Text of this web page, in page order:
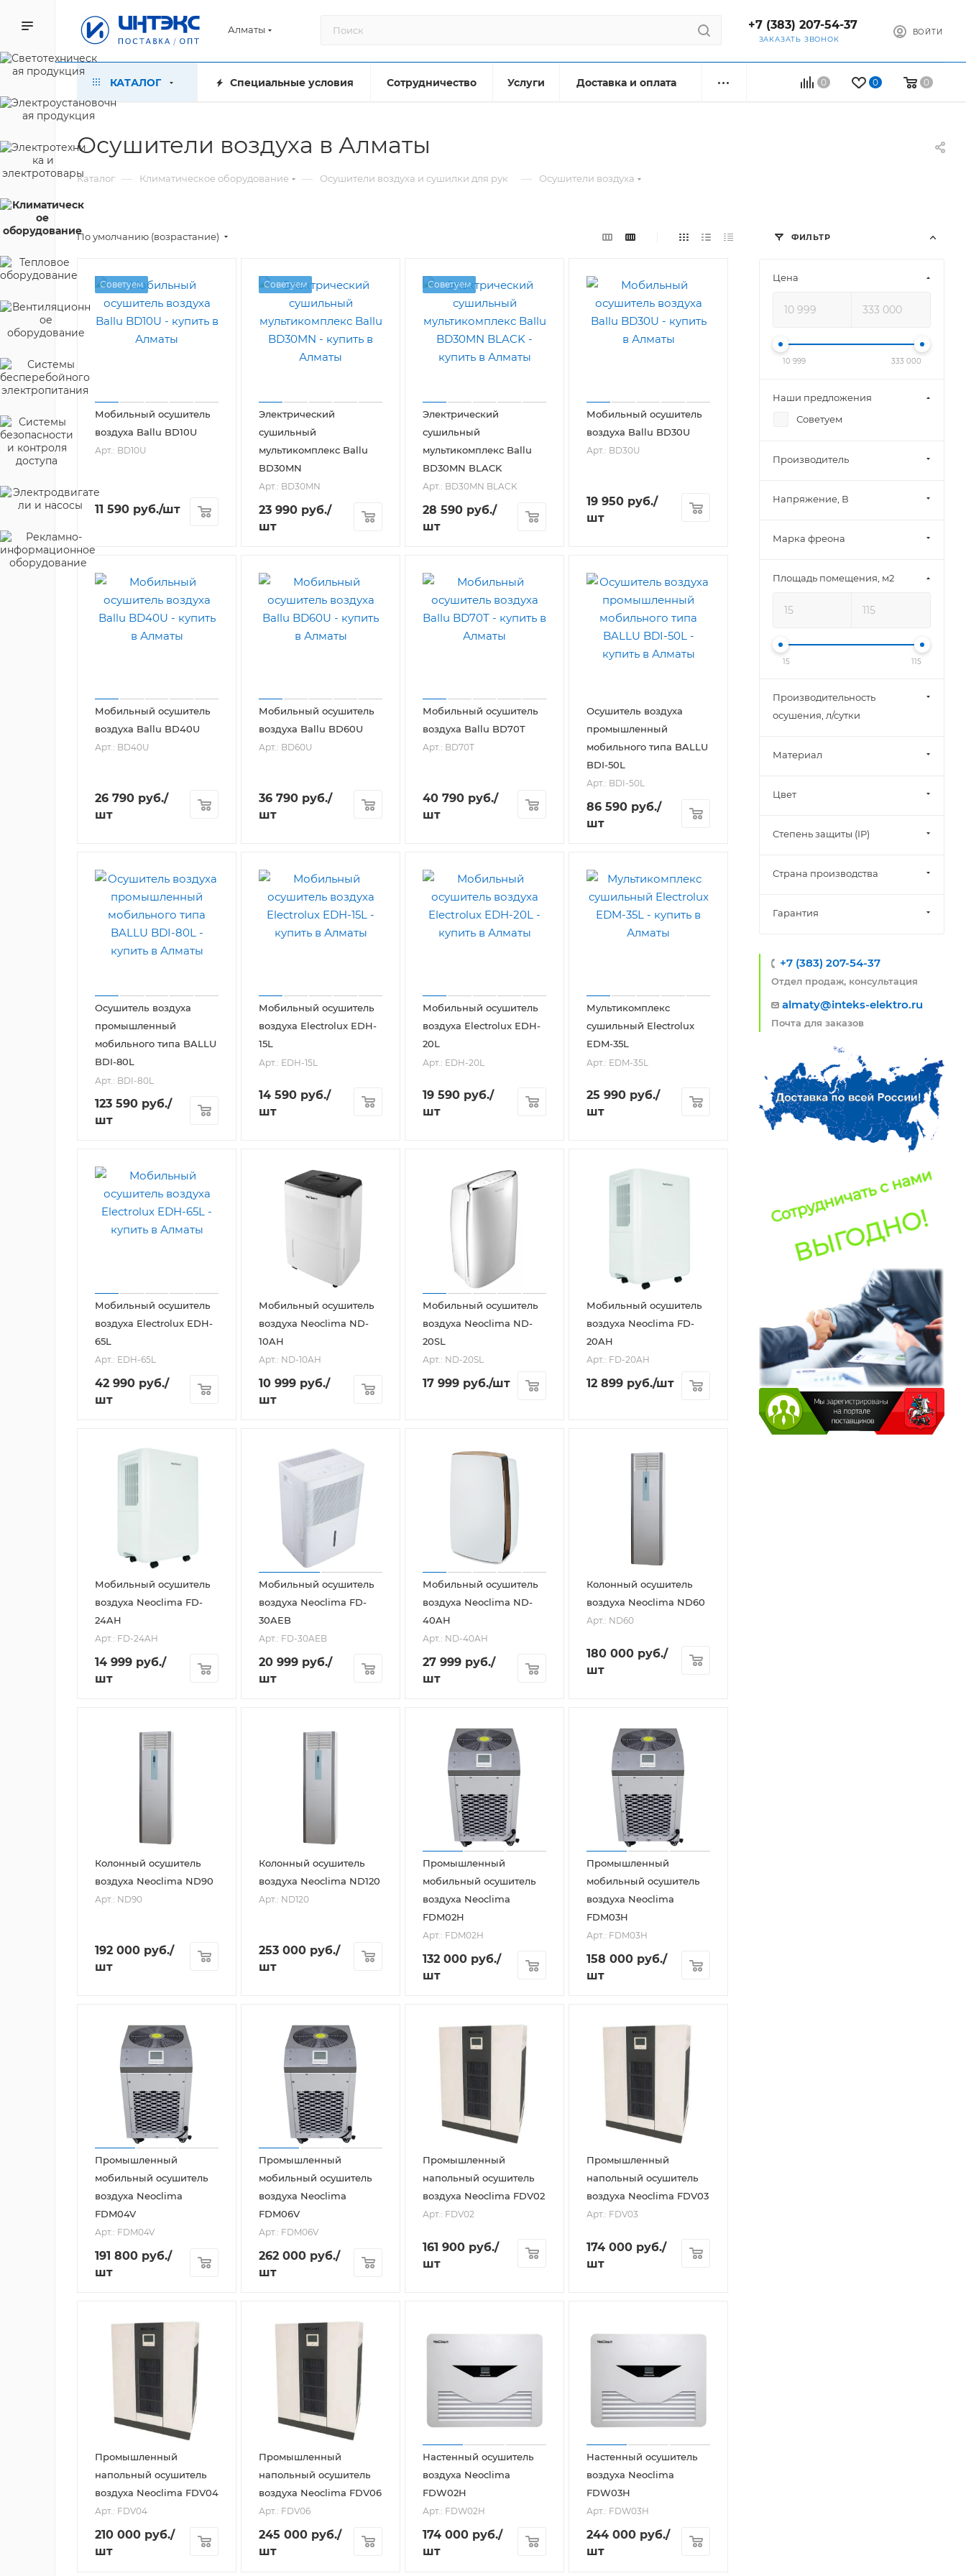
Алматы +7 (383) 207-54-37
ЗАКАЗАТЬ ЗВОНОК
ВОЙТИ
0 0 0
КАТАЛОГ Специальные условия Сотрудничество Услуги Доставка и оплата
Осушители воздуха в Алматы
Каталог — Климатическое оборудование — Осушители воздуха и сушилки для рук — Осушители воздуха
По умолчанию (возрастание)
Советуем
Мобильный осушитель
воздуха Ballu BD10U
Арт.: BD10U
11 590 руб./шт
Советуем
Электрический
сушильный
мультикомплекс Ballu
BD30MN
Арт.: BD30MN
23 990 руб./
шт
Советуем
Электрический
сушильный
мультикомплекс Ballu
BD30MN BLACK
Арт.: BD30MN BLACK
28 590 руб./
шт
Мобильный осушитель
воздуха Ballu BD30U
Арт.: BD30U
19 950 руб./
шт
Мобильный осушитель
воздуха Ballu BD40U
Арт.: BD40U
26 790 руб./
шт
Мобильный осушитель
воздуха Ballu BD60U
Арт.: BD60U
36 790 руб./
шт
Мобильный осушитель
воздуха Ballu BD70T
Арт.: BD70T
40 790 руб./
шт
Осушитель воздуха
промышленный
мобильного типа BALLU
BDI-50L
Арт.: BDI-50L
86 590 руб./
шт
Осушитель воздуха
промышленный
мобильного типа BALLU
BDI-80L
Арт.: BDI-80L
123 590 руб./
шт
Мобильный осушитель
воздуха Electrolux EDH-
15L
Арт.: EDH-15L
14 590 руб./
шт
Мобильный осушитель
воздуха Electrolux EDH-
20L
Арт.: EDH-20L
19 590 руб./
шт
Мультикомплекс
сушильный Electrolux
EDM-35L
Арт.: EDM-35L
25 990 руб./
шт
Мобильный осушитель
воздуха Electrolux EDH-
65L
Арт.: EDH-65L
42 990 руб./
шт
Мобильный осушитель
воздуха Neoclima ND-
10AH
Арт.: ND-10AH
10 999 руб./
шт
Мобильный осушитель
воздуха Neoclima ND-
20SL
Арт.: ND-20SL
17 999 руб./шт
Мобильный осушитель
воздуха Neoclima FD-
20AH
Арт.: FD-20AH
12 899 руб./шт
Мобильный осушитель
воздуха Neoclima FD-
24AH
Арт.: FD-24AH
14 999 руб./
шт
Мобильный осушитель
воздуха Neoclima FD-
30AEB
Арт.: FD-30AEB
20 999 руб./
шт
Мобильный осушитель
воздуха Neoclima ND-
40AH
Арт.: ND-40AH
27 999 руб./
шт
Колонный осушитель
воздуха Neoclima ND60
Арт.: ND60
180 000 руб./
шт
Колонный осушитель
воздуха Neoclima ND90
Арт.: ND90
192 000 руб./
шт
Колонный осушитель
воздуха Neoclima ND120
Арт.: ND120
253 000 руб./
шт
Промышленный
мобильный осушитель
воздуха Neoclima
FDM02H
Арт.: FDM02H
132 000 руб./
шт
Промышленный
мобильный осушитель
воздуха Neoclima
FDM03H
Арт.: FDM03H
158 000 руб./
шт
Промышленный
мобильный осушитель
воздуха Neoclima
FDM04V
Арт.: FDM04V
191 800 руб./
шт
Промышленный
мобильный осушитель
воздуха Neoclima
FDM06V
Арт.: FDM06V
262 000 руб./
шт
Промышленный
напольный осушитель
воздуха Neoclima FDV02
Арт.: FDV02
161 900 руб./
шт
Промышленный
напольный осушитель
воздуха Neoclima FDV03
Арт.: FDV03
174 000 руб./
шт
Промышленный
напольный осушитель
воздуха Neoclima FDV04
Арт.: FDV04
210 000 руб./
шт
Промышленный
напольный осушитель
воздуха Neoclima FDV06
Арт.: FDV06
245 000 руб./
шт
Настенный осушитель
воздуха Neoclima
FDW02H
Арт.: FDW02H
174 000 руб./
шт
Настенный осушитель
воздуха Neoclima
FDW03H
Арт.: FDW03H
244 000 руб./
шт
ФИЛЬТР
Цена
10 999 333 000
Наши предложения
Советуем
Производитель
Напряжение, В
Марка фреона
Площадь помещения, м2
15 115
Производительность
осушения, л/сутки
Материал
Цвет
Степень защиты (IP)
Страна производства
Гарантия
+7 (383) 207-54-37
Отдел продаж, консультация
almaty@inteks-elektro.ru
Почта для заказов